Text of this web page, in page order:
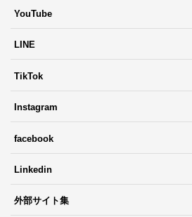
YouTube
LINE
TikTok
Instagram
facebook
Linkedin
外部サイト集